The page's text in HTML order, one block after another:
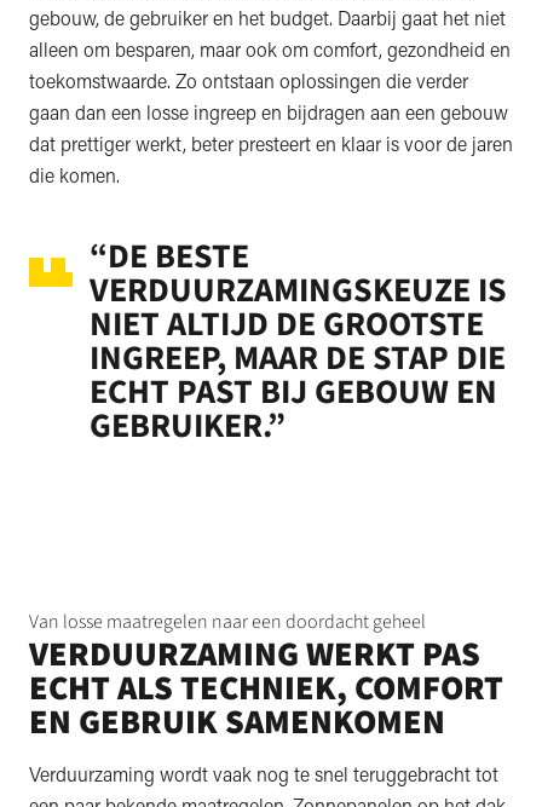
gebouw, de gebruiker en het budget. Daarbij gaat het niet
alleen om besparen, maar ook om comfort, gezondheid en
toekomstwaarde. Zo ontstaan oplossingen die verder
gaan dan een losse ingreep en bijdragen aan een gebouw
dat prettiger werkt, beter presteert en klaar is voor de jaren
die komen.
“DE BESTE
VERDUURZAMINGSKEUZE IS
NIET ALTIJD DE GROOTSTE
INGREEP, MAAR DE STAP DIE
ECHT PAST BIJ GEBOUW EN
GEBRUIKER.”
Van losse maatregelen naar een doordacht geheel
VERDUURZAMING WERKT PAS
ECHT ALS TECHNIEK, COMFORT
EN GEBRUIK SAMENKOMEN
Verduurzaming wordt vaak nog te snel teruggebracht tot